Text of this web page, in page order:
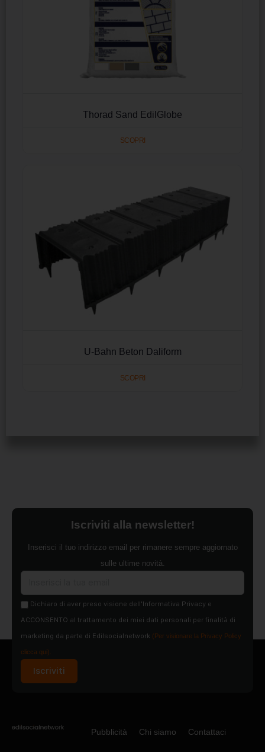
Thorad Sand EdilGlobe
SCOPRI
U-Bahn Beton Daliform
SCOPRI
Iscriviti alla newsletter!
Inserisci il tuo indirizzo email per rimanere sempre aggiornato
sulle ultime novità.
Dichiaro di aver preso visione dell'Informativa Privacy e
ACCONSENTO al trattamento dei miei dati personali per finalità di
marketing da parte di Edilsocialnetwork (Per visionare la Privacy Policy
clicca qui).
Iscriviti
Pubblicità Chi siamo Contattaci